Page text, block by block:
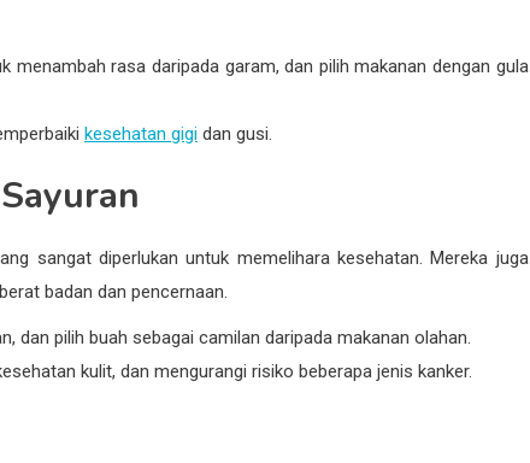
menambah rasa daripada garam, dan pilih makanan dengan gula
kesehatan gigi dan gusi.
sangat diperlukan untuk memelihara kesehatan. Mereka juga
badan dan pencernaan.
dan pilih buah sebagai camilan daripada makanan olahan.
kulit, dan mengurangi risiko beberapa jenis kanker.